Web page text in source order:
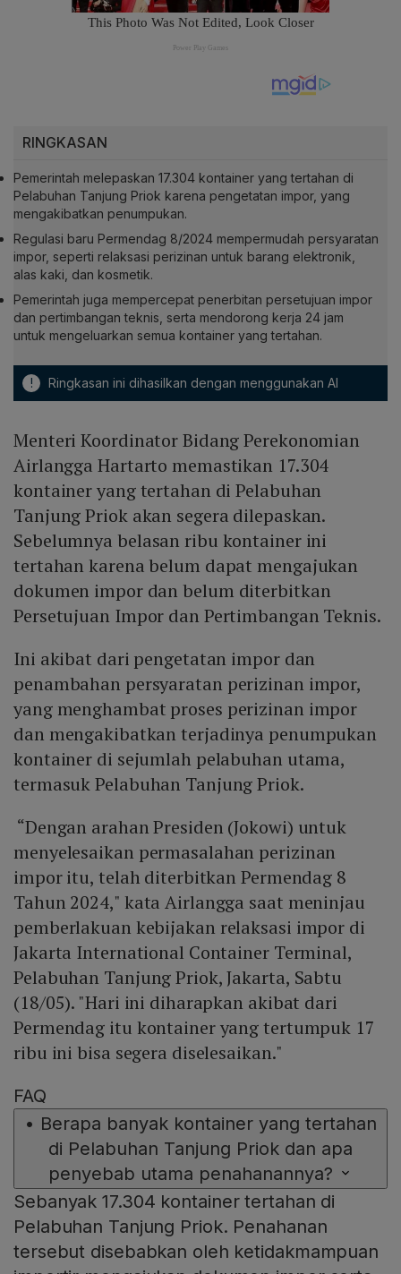
RINGKASAN
Pemerintah melepaskan 17.304 kontainer yang tertahan di
Pelabuhan Tanjung Priok karena pengetatan impor, yang
mengakibatkan penumpukan.
Regulasi baru Permendag 8/2024 mempermudah persyaratan
impor, seperti relaksasi perizinan untuk barang elektronik,
alas kaki, dan kosmetik.
Pemerintah juga mempercepat penerbitan persetujuan impor
dan pertimbangan teknis, serta mendorong kerja 24 jam
untuk mengeluarkan semua kontainer yang tertahan.
! Ringkasan ini dihasilkan dengan menggunakan AI
Menteri Koordinator Bidang Perekonomian
Airlangga Hartarto memastikan 17.304
kontainer yang tertahan di Pelabuhan
Tanjung Priok akan segera dilepaskan.
Sebelumnya belasan ribu kontainer ini
tertahan karena belum dapat mengajukan
dokumen impor dan belum diterbitkan
Persetujuan Impor dan Pertimbangan Teknis.
Ini akibat dari pengetatan impor dan
penambahan persyaratan perizinan impor,
yang menghambat proses perizinan impor
dan mengakibatkan terjadinya penumpukan
kontainer di sejumlah pelabuhan utama,
termasuk Pelabuhan Tanjung Priok.
“Dengan arahan Presiden (Jokowi) untuk
menyelesaikan permasalahan perizinan
impor itu, telah diterbitkan Permendag 8
Tahun 2024," kata Airlangga saat meninjau
pemberlakuan kebijakan relaksasi impor di
Jakarta International Container Terminal,
Pelabuhan Tanjung Priok, Jakarta, Sabtu
(18/05). "Hari ini diharapkan akibat dari
Permendag itu kontainer yang tertumpuk 17
ribu ini bisa segera diselesaikan."
FAQ
• Berapa banyak kontainer yang tertahan
di Pelabuhan Tanjung Priok dan apa
penyebab utama penahanannya?
Sebanyak 17.304 kontainer tertahan di
Pelabuhan Tanjung Priok. Penahanan
tersebut disebabkan oleh ketidakmampuan